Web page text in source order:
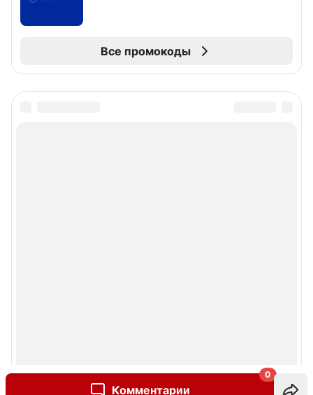
Комментарии
0
Все промокоды